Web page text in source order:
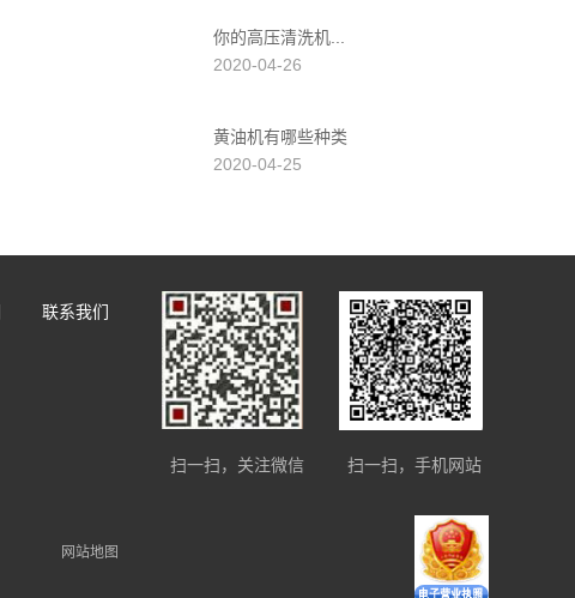
你的高压清洗机...
2020-04-26
黄油机有哪些种类
2020-04-25
联系我们
扫一扫，关注微信 扫一扫，手机网站
网站地图